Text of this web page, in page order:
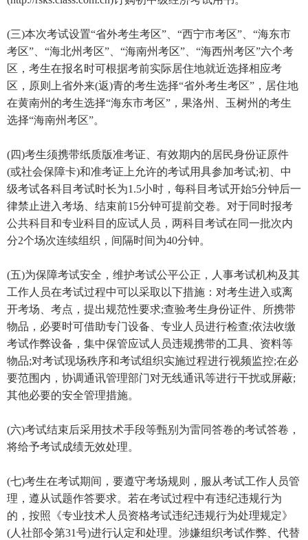
(三)本次考试设置“省外考生考区”、“西宁市考区”、“海东市
考区”、“海北州考区”、“海南州考区”、“海西州考区”六个考
区，考生在报名时可根据考前实际居住地就近选择相应考
区，原则上省外来(返)青的考生选择“省外考生考区”，居住地
在黄南州的考生选择“海东市考区”，果洛州、玉树州的考生
选择“海南州考区”。
(四)考生须携带纸质版准考证、有效期内的居民身份证原件
(或社会保障卡)和准考证上允许的考试用具参加考试;初、中
级考试各科目考试时长为1.5小时，每科目考试开始5分钟后一
律禁止进入考场、结束前15分钟可提前交卷。对于同时报考
公共科目和专业科目的应试人员，两科目考试在同一批次内
分2个场次连续组织，间隔时间为40分钟。
(五)为保障考试安全，维护考试公平公正，人事考试机构及其
工作人员在考试过程中可以采取以下措施：对考生进入或离
开考场、考点，提出规范性要求;查验考生身份证件、所携带
物品，必要时可借助专门设备、专业人员进行检查;依法收缴
考试作弊设备，集中保管应试人员违规携带的工具、资料等
物品;对考试现场秩序和考试组织实施过程进行视频监控;在必
要范围内，协调通讯管理部门对无线通讯等进行干扰或屏蔽;
其他必要的安全管理措施。
(六)考试结束后采用技术手段等甄别为雷同答卷的考试答卷，
将给予考试成绩无效处理。
(七)考生在考试期间，要遵守考场规则，服从考试工作人员管
理，遵从试题作答要求。若在考试过程中有违纪违规行为
的，按照《专业技术人员资格考试违纪违规行为处理规定》
(人社部令第31号)进行认定和处理。涉嫌组织考试作弊、代替